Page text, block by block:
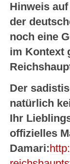
Hinweis
der
noch eine
im Kontext
Der
natürlich
Ihr
offizielles
Damari: